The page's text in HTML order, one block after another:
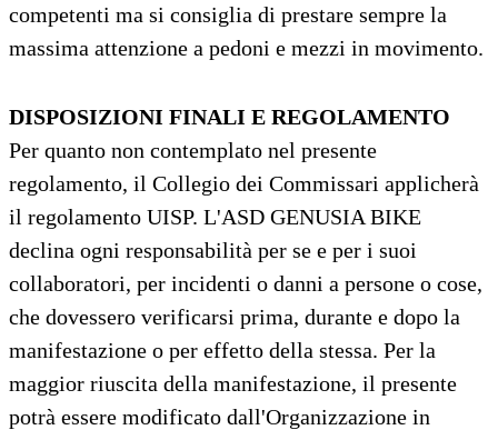
competenti ma si consiglia di prestare sempre la
massima attenzione a pedoni e mezzi in movimento.
DISPOSIZIONI FINALI E REGOLAMENTO
Per quanto non contemplato nel presente
regolamento, il Collegio dei Commissari applicherà
il regolamento UISP. L'ASD GENUSIA BIKE
declina ogni responsabilità per se e per i suoi
collaboratori, per incidenti o danni a persone o cose,
che dovessero verificarsi prima, durante e dopo la
manifestazione o per effetto della stessa. Per la
maggior riuscita della manifestazione, il presente
potrà essere modificato dall'Organizzazione in